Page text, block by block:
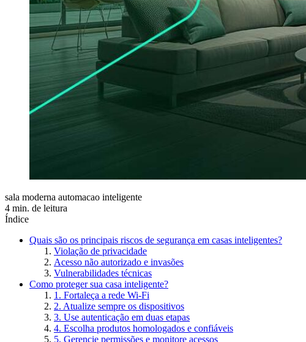
sala moderna automacao inteligente
4 min. de leitura
Índice
Quais são os principais riscos de segurança em casas inteligentes?
Violação de privacidade
Acesso não autorizado e invasões
Vulnerabilidades técnicas
Como proteger sua casa inteligente?
1. Fortaleça a rede Wi-Fi
2. Atualize sempre os dispositivos
3. Use autenticação em duas etapas
4. Escolha produtos homologados e confiáveis
5. Gerencie permissões e monitore acessos